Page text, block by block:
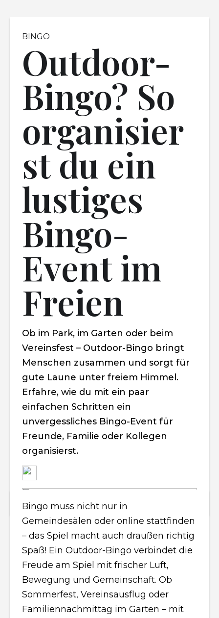
Outdoor-
Bingo? So
organisier
st du ein
lustiges
Bingo-
Event im
Freien
BINGO
Ob im Park, im Garten oder beim
Vereinsfest – Outdoor-Bingo bringt
Menschen zusammen und sorgt für
gute Laune unter freiem Himmel.
Erfahre, wie du mit ein paar
einfachen Schritten ein
unvergessliches Bingo-Event für
Freunde, Familie oder Kollegen
organisierst.
Bingo muss nicht nur in
Gemeindesälen oder online stattfinden
– das Spiel macht auch draußen richtig
Spaß! Ein Outdoor-Bingo verbindet die
Freude am Spiel mit frischer Luft,
Bewegung und Gemeinschaft. Ob
Sommerfest, Vereinsausflug oder
Familiennachmittag im Garten – mit